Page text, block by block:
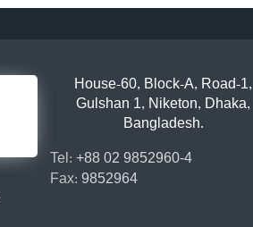
House-60, Block-A, Road-1,
Gulshan 1, Niketon, Dhaka,
Bangladesh.
Tel: +88 02 9852960-4
Fax: 9852964